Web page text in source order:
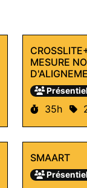
MESURE
Présentiel
Durée :
35h
SMAART
Présentiel